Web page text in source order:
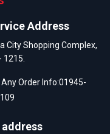
Address
City Shopping Complex,
1215.
Any Order Info:01945-